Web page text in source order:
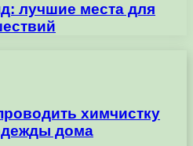
лучшие места для
химчистку
дома